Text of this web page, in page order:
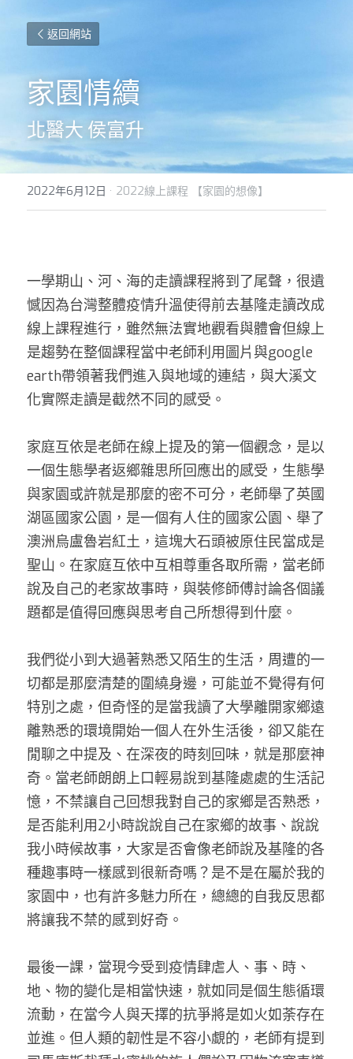
返回網站
家園情續
北醫大 侯富升
2022年6月12日 · 2022線上課程 【家園的想像】
一學期山、河、海的走讀課程將到了尾聲，很遺
憾因為台灣整體疫情升溫使得前去基隆走讀改成
線上課程進行，雖然無法實地觀看與體會但線上
是趨勢在整個課程當中老師利用圖片與google
earth帶領著我們進入與地域的連結，與大溪文
化實際走讀是截然不同的感受。
家庭互依是老師在線上提及的第一個觀念，是以
一個生態學者返鄉雜思所回應出的感受，生態學
與家園或許就是那麼的密不可分，老師舉了英國
湖區國家公園，是一個有人住的國家公園、舉了
澳洲烏盧魯岩紅土，這塊大石頭被原住民當成是
聖山。在家庭互依中互相尊重各取所需，當老師
說及自己的老家故事時，與裝修師傅討論各個議
題都是值得回應與思考自己所想得到什麼。
我們從小到大過著熟悉又陌生的生活，周遭的一
切都是那麼清楚的圍繞身邊，可能並不覺得有何
特別之處，但奇怪的是當我讀了大學離開家鄉遠
離熟悉的環境開始一個人在外生活後，卻又能在
閒聊之中提及、在深夜的時刻回味，就是那麼神
奇。 當老師朗朗上口輕易說到基隆處處的生活記
憶，不禁讓自己回想我對自己的家鄉是否熟悉，
是否能利用2小時說說自己在家鄉的故事 、 說說
我小時候故事，大家是否會像老師說及基隆的各
種趣事時一樣感到很新奇嗎？是不是在屬於我的
家園中，也有許多魅力所在， 總總的自我反思都
將讓我不禁的感到好奇。
最後一課，當現今受到疫情肆虐人、事、時、
地、物的變化是相當快速，就如同是個生態循環
流動，在當今人與天擇的抗爭將是如火如荼存在
並進。但人類的韌性是不容小覷的，老師有提到